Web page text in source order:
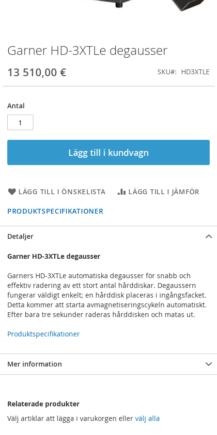
Garner HD-3XTLe degausser
13 510,00 € SKU HD3XTLE
Antal
Lägg till i kundvagn
LÄGG TILL I ÖNSKELISTA LÄGG TILL I JÄMFÖR
PRODUKTSPECIFIKATIONER
Hoppa
till
början
av
bildgalleriet
Detaljer
Garner HD-3XTLe degausser
Garners HD-3XTLe automatiska degausser för snabb och
effektiv radering av ett stort antal hårddiskar. Degaussern
fungerar väldigt enkelt; en hårddisk placeras i ingångsfacket.
Detta kommer att starta avmagnetiseringscykeln automatiskt.
Efter bara tre sekunder raderas hårddisken och matas ut.
Produktspecifikationer
Mer information
Relaterade produkter
Välj artiklar att lägga i varukorgen eller välj alla